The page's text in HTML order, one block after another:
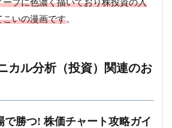
いの漫画です。
カル分析（投資）関連のお
勝つ! 株価チャート攻略ガイ